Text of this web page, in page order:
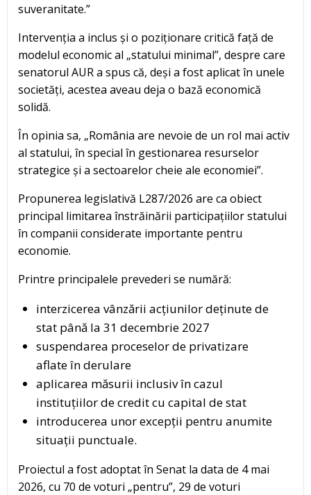
suveranitate.”
Intervenția a inclus și o poziționare critică față de
modelul economic al „statului minimal”, despre care
senatorul AUR a spus că, deși a fost aplicat în unele
societăți, acestea aveau deja o bază economică
solidă.
În opinia sa, „România are nevoie de un rol mai activ
al statului, în special în gestionarea resurselor
strategice și a sectoarelor cheie ale economiei”.
Propunerea legislativă L287/2026 are ca obiect
principal limitarea înstrăinării participațiilor statului
în companii considerate importante pentru
economie.
Printre principalele prevederi se numără:
interzicerea vânzării acțiunilor deținute de
stat până la 31 decembrie 2027
suspendarea proceselor de privatizare
aflate în derulare
aplicarea măsurii inclusiv în cazul
instituțiilor de credit cu capital de stat
introducerea unor excepții pentru anumite
situații punctuale.
Proiectul a fost adoptat în Senat la data de 4 mai
2026, cu 70 de voturi „pentru”, 29 de voturi